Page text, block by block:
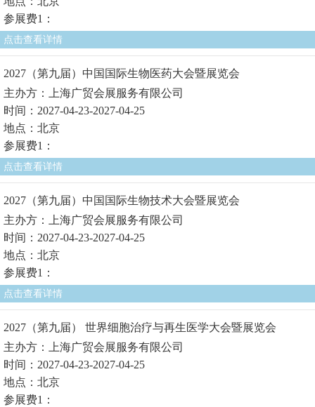
参展费1：
点击查看详情
2027（第九届）中国国际生物医药大会暨展览会
主办方：上海广贸会展服务有限公司
时间：2027-04-23-2027-04-25
地点：北京
参展费1：
点击查看详情
2027（第九届）中国国际生物技术大会暨展览会
主办方：上海广贸会展服务有限公司
时间：2027-04-23-2027-04-25
地点：北京
参展费1：
点击查看详情
2027（第九届） 世界细胞治疗与再生医学大会暨展览会
主办方：上海广贸会展服务有限公司
时间：2027-04-23-2027-04-25
地点：北京
参展费1：